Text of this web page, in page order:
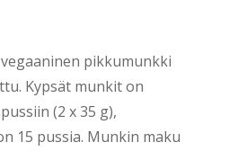
pikkumunkki
Kypsät munkit on
(2 x 35 g),
15 pussia. Munkin maku